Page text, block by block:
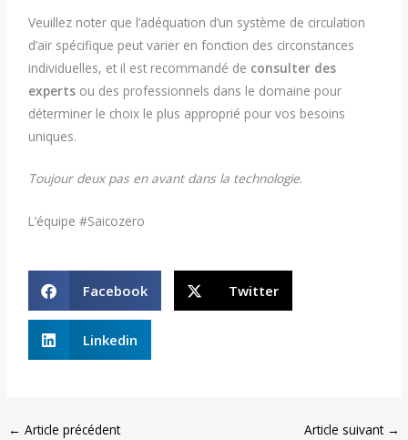
Veuillez noter que l’adéquation d’un système de circulation
d’air spécifique peut varier en fonction des circonstances
individuelles, et il est recommandé de consulter des
experts ou des professionnels dans le domaine pour
déterminer le choix le plus approprié pour vos besoins
uniques.
Toujour deux pas en avant dans la technologie.
L’équipe #Saicozero
Facebook Twitter
Linkedin
← Article précédent Article suivant →